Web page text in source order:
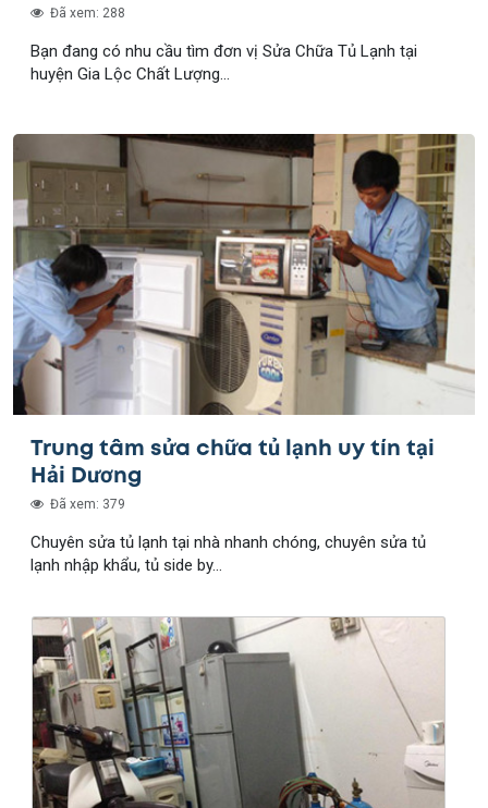
Đã xem: 288
Bạn đang có nhu cầu tìm đơn vị Sửa Chữa Tủ Lạnh tại
huyện Gia Lộc Chất Lượng...
Trung tâm sửa chữa tủ lạnh uy tín tại
Hải Dương
Đã xem: 379
Chuyên sửa tủ lạnh tại nhà nhanh chóng, chuyên sửa tủ
lạnh nhập khẩu, tủ side by...